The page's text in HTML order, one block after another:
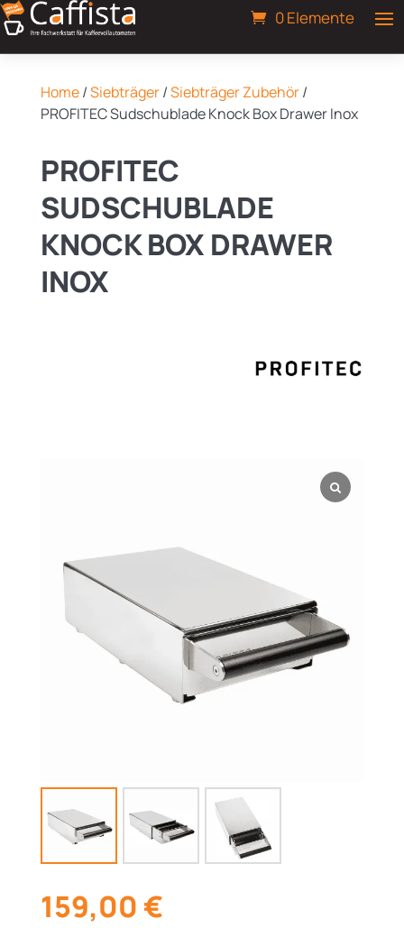
0 Elemente
Home/Siebträger/Siebträger Zubehör/
PROFITEC Sudschublade Knock Box Drawer Inox
PROFITEC
SUDSCHUBLADE
KNOCK BOX DRAWER
INOX
159,00 €